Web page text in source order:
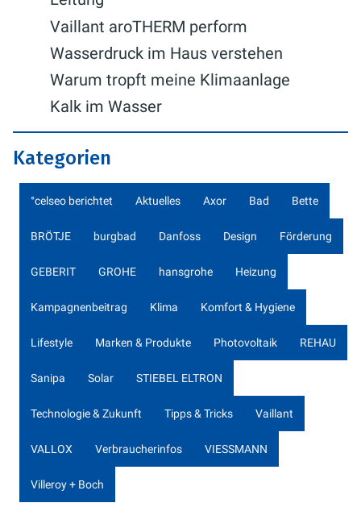
Vaillant aroTHERM perform
Wasserdruck im Haus verstehen
Warum tropft meine Klimaanlage
Kalk im Wasser
Kategorien
°celseo berichtet Aktuelles Axor Bad Bette
BRÖTJE burgbad Danfoss Design Förderung
GEBERIT GROHE hansgrohe Heizung
Kampagnenbeitrag Klima Komfort & Hygiene
Lifestyle Marken & Produkte Photovoltaik REHAU
Sanipa Solar STIEBEL ELTRON
Technologie & Zukunft Tipps & Tricks Vaillant
VALLOX Verbraucherinfos VIESSMANN
Villeroy + Boch